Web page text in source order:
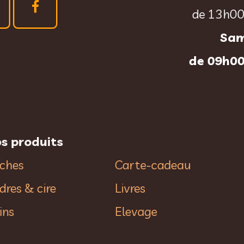
de
de
produits
& cire
Carte-cadeau
Livres
Elevage